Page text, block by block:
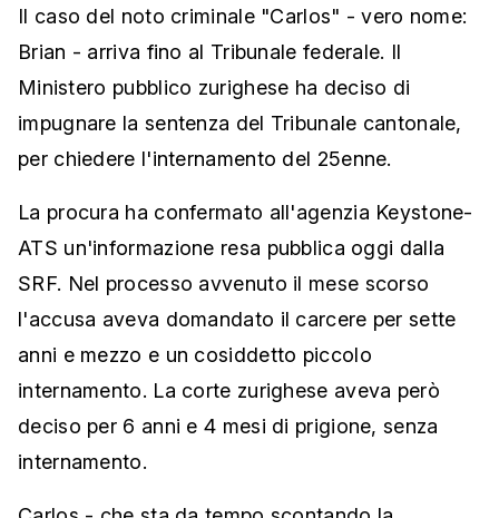
Il caso del noto criminale "Carlos" - vero nome:
Brian - arriva fino al Tribunale federale. Il
Ministero pubblico zurighese ha deciso di
impugnare la sentenza del Tribunale cantonale,
per chiedere l'internamento del 25enne.
La procura ha confermato all'agenzia Keystone-
ATS un'informazione resa pubblica oggi dalla
SRF. Nel processo avvenuto il mese scorso
l'accusa aveva domandato il carcere per sette
anni e mezzo e un cosiddetto piccolo
internamento. La corte zurighese aveva però
deciso per 6 anni e 4 mesi di prigione, senza
internamento.